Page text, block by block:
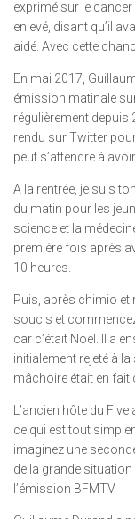
exprimé sur le
enlevé, disant qu’il
aidé. Avec cette
En mai 2017,
émission matinale
régulièrement depuis
rendu sur Twitter
peut s’attendre à
A la rentrée, je suis
du matin pour les
science et la
première fois après
10 heures.
Puis, après chimio et
soucis et
car c’était Noël. Il a
initialement rejeté à
mâchoire était en fait
L’ancien hôte du
ce qui est tout
imaginez une
de la grande situation
l’émission BFMTV.